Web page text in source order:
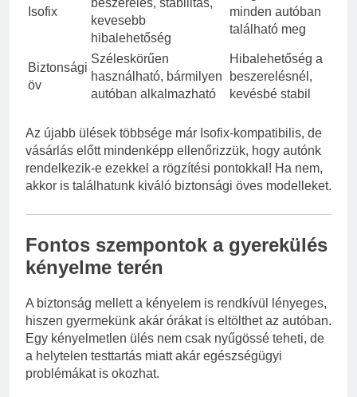
Isofix
beszerelés, stabilitás,
kevesebb
hibalehetőség
minden autóban
található meg
Biztonsági
öv
Széleskörűen
használható, bármilyen
autóban alkalmazható
Hibalehetőség a
beszerelésnél,
kevésbé stabil
Az újabb ülések többsége már Isofix-kompatibilis, de
vásárlás előtt mindenképp ellenőrizzük, hogy autónk
rendelkezik-e ezekkel a rögzítési pontokkal! Ha nem,
akkor is találhatunk kiváló biztonsági öves modelleket.
Fontos szempontok a gyerekülés
kényelme terén
A biztonság mellett a kényelem is rendkívül lényeges,
hiszen gyermekünk akár órákat is eltölthet az autóban.
Egy kényelmetlen ülés nem csak nyűgössé teheti, de
a helytelen testtartás miatt akár egészségügyi
problémákat is okozhat.